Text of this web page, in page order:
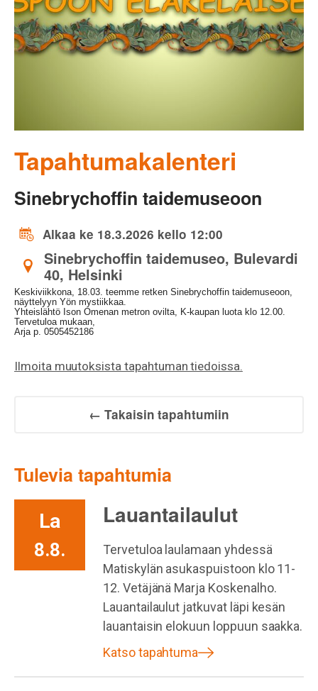
Tapahtumakalenteri
Sinebrychoffin taidemuseoon
Alkaa ke 18.3.2026 kello 12:00
Sinebrychoffin taidemuseo, Bulevardi
40, Helsinki
Keskiviikkona, 18.03. teemme retken Sinebrychoffin taidemuseoon,
näyttelyyn Yön mystiikkaa.
Yhteislähtö Ison Omenan metron ovilta, K-kaupan luota klo 12.00.
Tervetuloa mukaan,
Arja p. 0505452186
Ilmoita muutoksista tapahtuman tiedoissa.
← Takaisin tapahtumiin
Tulevia tapahtumia
La
8.8.
Lauantailaulut
Tervetuloa laulamaan yhdessä
Matiskylän asukaspuistoon klo 11-
12. Vetäjänä Marja Koskenalho.
Lauantailaulut jatkuvat läpi kesän
lauantaisin elokuun loppuun saakka.
Katso tapahtuma